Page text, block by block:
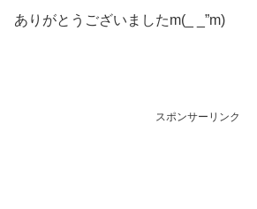
ありがとうございましたm(_ _”m)
スポンサーリンク